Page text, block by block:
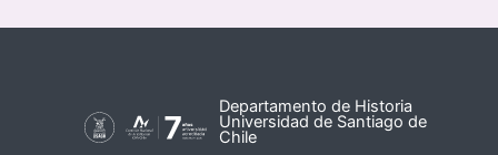
Departamento de Historia
Universidad de Santiago de
Chile